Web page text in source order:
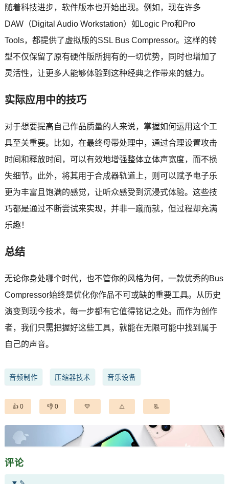
随着科技进步，软件版本也开始出现。例如，现在许多
DAW（Digital Audio Workstation）如Logic Pro和Pro
Tools，都提供了虚拟版的SSL Bus Compressor。这样的转
型不仅保留了原有硬件版所拥有的一切优势，同时也增加了
灵活性，让更多人能够体验到这种经典之作带来的魅力。
实际应用中的技巧
对于想要提高自己作品质量的人来说，掌握如何运用这个工
具至关重要。比如，在最终母带处理中，通过合理设置攻击
时间和释放时间，可以有效地增强整体立体声宽度，而不损
失细节。此外，将其用于合成器轨道上，则可以赋予电子乐
更为丰富且饱满的感觉，让听众感受到沉浸式体验。这些技
巧都是通过不断尝试来实现，并非一蹴而就，但过程却充满
乐趣！
总结
无论你身处哪个时代，也不管你的风格为何，一款优秀的Bus
Compressor始终是优化你作品不可或缺的重要工具。从历史
演变到现今技术，每一步都有它值得铭记之处。而作为创作
者，我们只需把握好这些工具，就能在无限可能中找到属于
自己的声音。
音频制作 压缩器技术 音乐设备
0 0
评论